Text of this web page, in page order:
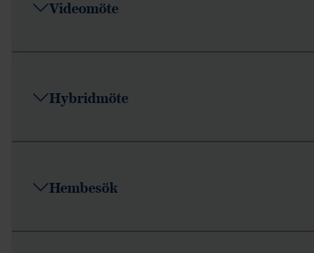
Videomöte
Hybridmöte
Hembesök